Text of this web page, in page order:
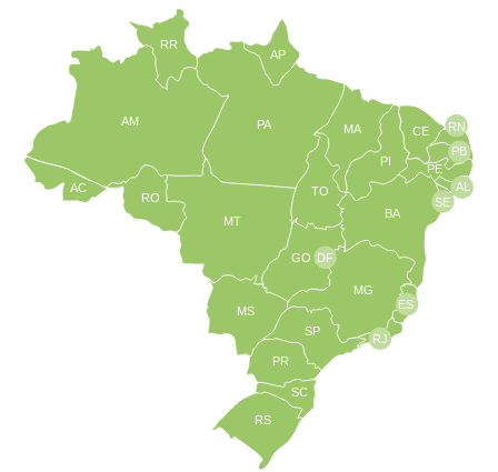
TO
BA
SE
PE
AL
RN
CE
PI
MA
AP
PA
RR
AM
AC
RO
MT
MS
GO
PR
SC
RS
SP
MG
RJ
ES
DF
PB